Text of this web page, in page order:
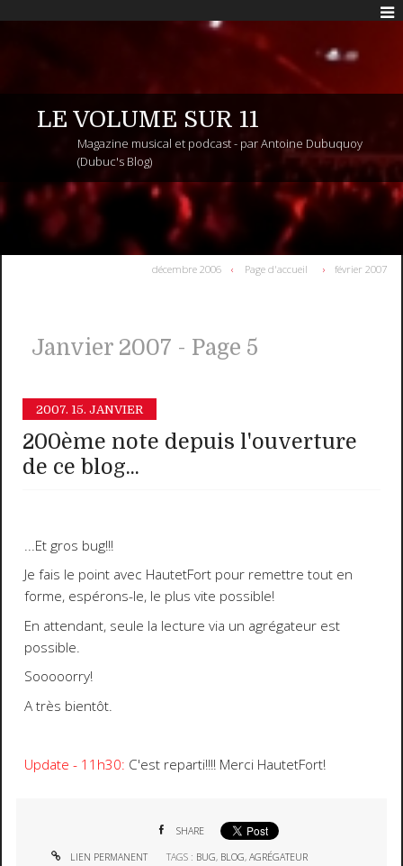
LE VOLUME SUR 11
Magazine musical et podcast - par Antoine Dubuquoy
(Dubuc's Blog)
décembre 2006 Page d'accueil février 2007
Janvier 2007 - Page 5
2007. 15. JANVIER
200ème note depuis l'ouverture
de ce blog...
...Et gros bug!!!
Je fais le point avec HautetFort pour remettre tout en
forme, espérons-le, le plus vite possible!
En attendant, seule la lecture via un agrégateur est
possible.
Sooooorry!
A très bientôt.
Update - 11h30: C'est reparti!!!! Merci HautetFort!
SHARE
LIEN PERMANENT TAGS : BUG, BLOG,AGRÉGATEUR